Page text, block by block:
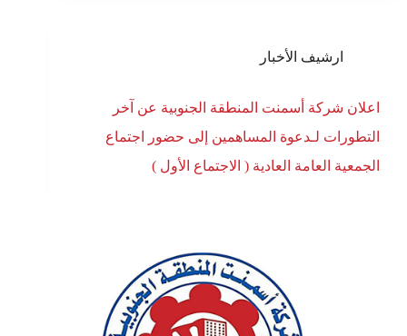
ارشيف الأخبار
اعلان شركة أسمنت المنطقة الجنوبية عن آخر
التطورات لـدعوة المساهمين إلى حضور اجتماع
الجمعية العامة العادية ( الاجتماع الأول )